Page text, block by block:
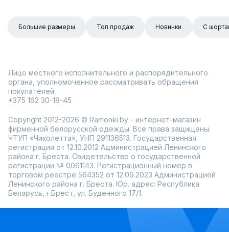
Большие размеры Топ продаж Новинки С
Лицо местного исполнительного и распорядительного
органа, уполномоченное рассматривать обращения
покупателей:
+375 162 30-18-45
Copyright 2012-2026 © Ramonki.by - интернет-магазин
фирменной белорусской одежды. Все права защищены.
ЧТУП «Чиколетта», УНП 291136513. Государственная
регистрация от 12.10.2012 Администрацией Ленинского
района г. Бреста. Свидетельство о государственной
регистрации № 0061143. Регистрационный номер в
торговом реестре 564352 от 12.09.2023 Администрацией
Ленинского района г. Бреста. Юр. адрес: Республика
Беларусь, г.Брест, ул. Буденного 17/1.